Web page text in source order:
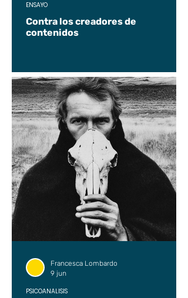
Contra los creadores de
contenidos
ENSAYO
PSICOANÁLISIS
Francesca Lombardo
9 jun